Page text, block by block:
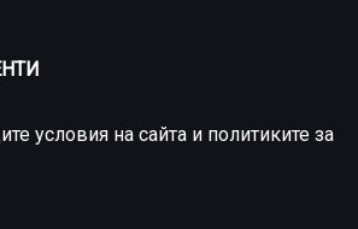
условия на сайта и политиките за